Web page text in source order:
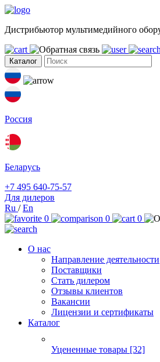
Дистрибьютор мультимедийного
Каталог
Россия
Беларусь
+7 495 640-75-57
Для дилеров
Ru /En
0
0 0
О нас
Направление деятельности
Поставщики
Стать дилером
Отзывы клиентов
Вакансии
Лицензии и сертификаты
Каталог
Уцененные товары [32]